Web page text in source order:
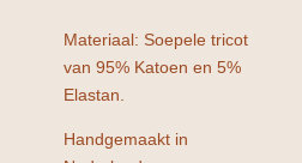
Materiaal: Soepele tricot
van 95% Katoen en 5%
Elastan.
Handgemaakt in